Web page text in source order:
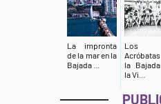
La impronta
de la mar en la
Bajada ...
Los
la
la Vi...